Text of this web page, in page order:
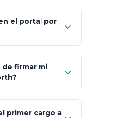
Estrategia Art. 151 / 93
Google Play
el portal por
no tienes cuenta?
de firmar mi
primer cargo a